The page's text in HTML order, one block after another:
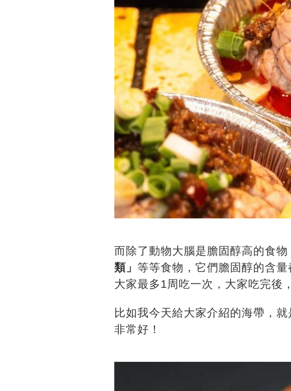
而除了動物大腦是膽固醇高的食
類」 等等食物，它們膽固醇的含
大家最多1周吃一次，大家吃完後
比如我今天給大家介紹的海帶，
非常好！